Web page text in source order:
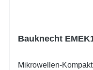
Bauknecht
Mikrowellen-